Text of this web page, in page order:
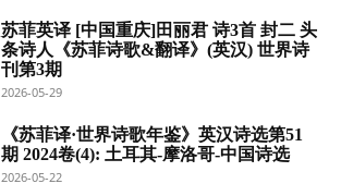
苏菲英译 [中国重庆]田丽君 诗3首 封二 头
条诗人《苏菲诗歌&翻译》(英汉) 世界诗
刊第3期
2026-05-29
《苏菲译·世界诗歌年鉴》英汉诗选第51
期 2024卷(4): 土耳其-摩洛哥-中国诗选
2026-05-22